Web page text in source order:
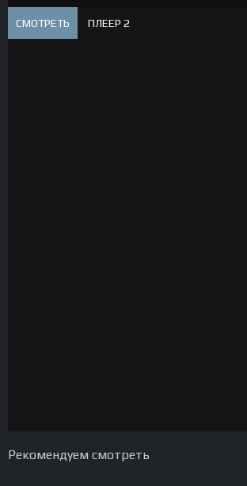
СМОТРЕТЬ ПЛЕЕР 2
Рекомендуем смотреть